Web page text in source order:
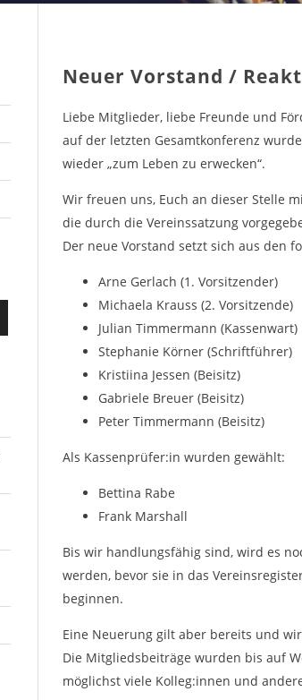
Neuer Vorstand /
Liebe Mitglieder, liebe Freunde und
auf der letzten Gesamtkonferenz
wieder „zum Leben zu erwecken“.
Wir freuen uns, Euch an dieser Stelle
die durch die Vereinssatzung
Der neue Vorstand setzt sich aus den
Arne Gerlach (1. Vorsitzender)
Michaela Krauss (2. Vorsitzende)
Julian Timmermann (Kassenwart)
Stephanie Körner (Schriftführer)
Kristiina Jessen (Beisitz)
Gabriele Breuer (Beisitz)
Peter Timmermann (Beisitz)
Als Kassenprüfer:in wurden gewählt:
Bettina Rabe
Frank Marshall
Bis wir handlungsfähig sind, wird es
werden, bevor sie in das
beginnen.
Eine Neuerung gilt aber bereits und
Die Mitgliedsbeiträge wurden bis auf
möglichst viele Kolleg:innen und